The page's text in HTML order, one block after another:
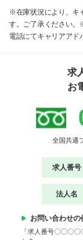
※在庫状況により、キ
す。ご了承ください
電話にてキャリアアド
求
お
全国共通
求人番号
法人名
お問い合わせの
「求人番号〇〇〇